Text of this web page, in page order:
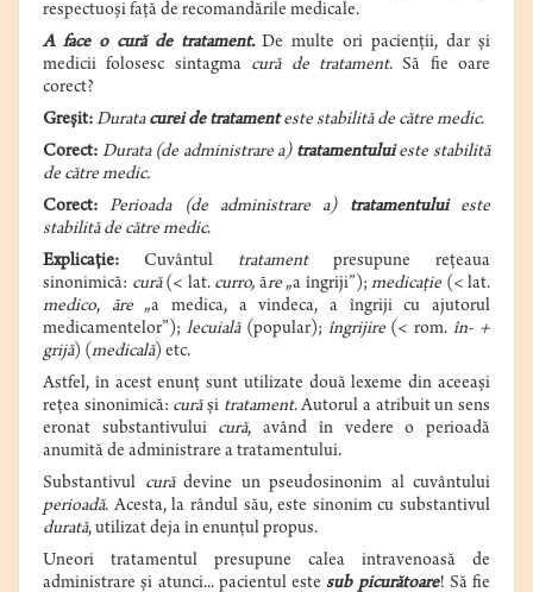
respectuoși față de recomandările medicale.
A face o cură de tratament.De multe ori pacienții, dar și
medicii folosesc sintagma cură de tratament. Să fie oare
corect?
Greșit:Duratacurei de tratamenteste stabilită de către medic.
Corect: Durata (de administrare a)tratamentuluieste stabilită
de către medic.
Corect:
Perioada (de administrare a)tratamentuluieste
stabilită de către medic.
Explicație: Cuvântul tratamentpresupune rețeaua
sinonimică: cură(< lat. curro, āre„a îngriji”); medicaţie (< lat.
medico, āre„a medica, a vindeca, a îngriji cu ajutorul
medicamentelor”); lecuială(popular); îngrijire (< rom.în- +
grijă) (medicală) etc.
Astfel, în acest enunț sunt utilizate două lexeme din aceeași
rețea sinonimică: curăși tratament. Autorul a atribuit un sens
eronat substantivului cură, având în vedere o perioadă
anumită de administrare a tratamentului.
Substantivul cură devine un pseudosinonim al cuvântului
perioadă. Acesta, la rândul său, este sinonim cu substantivul
durată, utilizat deja în enunțul propus.
Uneori tratamentul presupune calea intravenoasă de
administrare și atunci... pacientul estesub picurătoare! Să fie